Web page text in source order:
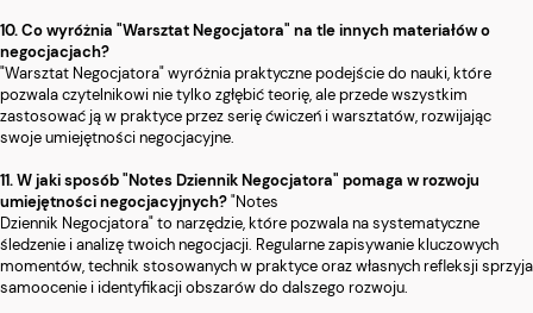
10. Co wyróżnia "Warsztat Negocjatora" na tle innych materiałów o
negocjacjach?
"Warsztat Negocjatora" wyróżnia praktyczne podejście do nauki, które
pozwala czytelnikowi nie tylko zgłębić teorię, ale przede wszystkim
zastosować ją w praktyce przez serię ćwiczeń i warsztatów, rozwijając
swoje umiejętności negocjacyjne.
11. W jaki sposób "Notes Dziennik Negocjatora" pomaga w rozwoju
umiejętności negocjacyjnych?"Notes
Dziennik Negocjatora" to narzędzie, które pozwala na systematyczne
śledzenie i analizę twoich negocjacji. Regularne zapisywanie kluczowych
momentów, technik stosowanych w praktyce oraz własnych refleksji sprzyja
samoocenie i identyfikacji obszarów do dalszego rozwoju.